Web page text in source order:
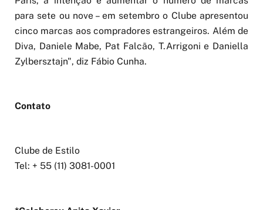
Paris, a intenção é aumentar o número de marcas
para sete ou nove – em setembro o Clube apresentou
cinco marcas aos compradores estrangeiros. Além de
Diva, Daniele Mabe, Pat Falcão, T.Arrigoni e Daniella
Zylbersztajn", diz Fábio Cunha.
Contato
Clube de Estilo
Tel: + 55 (11) 3081-0001